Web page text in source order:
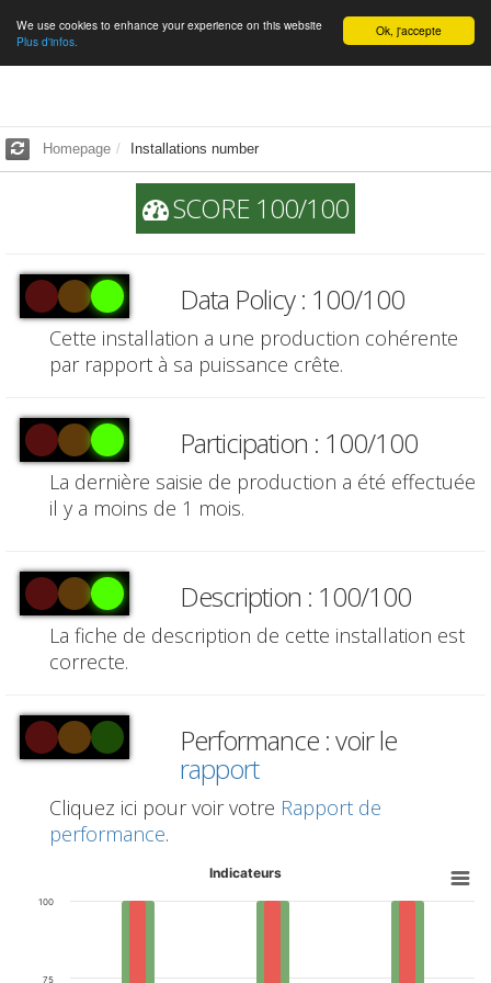
English Ok, j'accepte
We use cookies to enhance your experience on this website
Plus d'infos.
Homepage Installations number
SCORE 100/100
Data Policy : 100/100
Cette installation a une production cohérente
par rapport à sa puissance crête.
Participation : 100/100
La dernière saisie de production a été effectuée
il y a moins de 1 mois.
Description : 100/100
La fiche de description de cette installation est
correcte.
Performance : voir le
rapport
Cliquez ici pour voir votre Rapport de
performance.
Indicateurs
75
100